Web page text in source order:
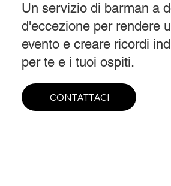
Un servizio di barman a
d'eccezione per rendere
evento e creare ricordi
per te e i tuoi ospiti.
CONTATTACI